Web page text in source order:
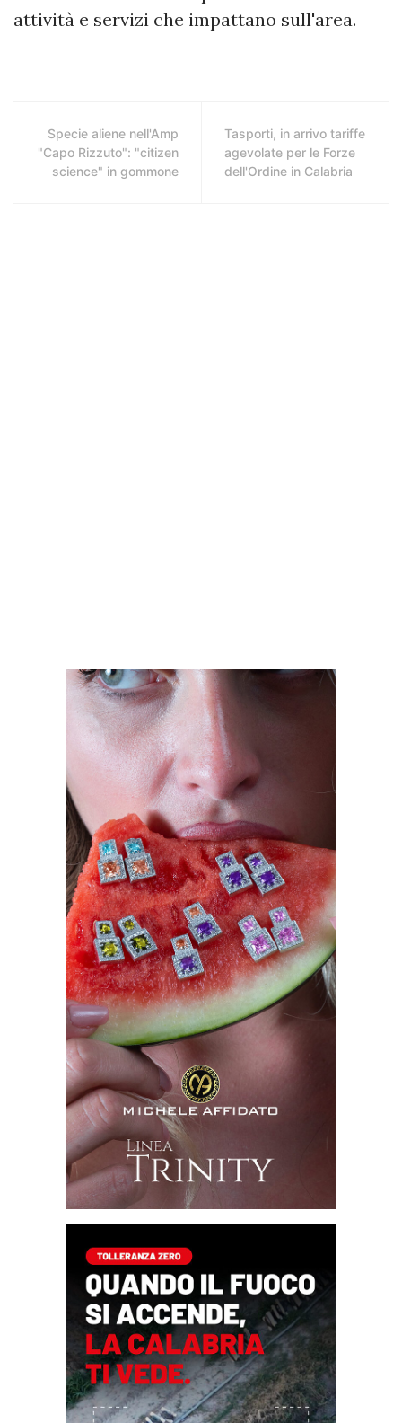
attività e servizi che impattano sull'area.
Specie aliene nell'Amp
"Capo Rizzuto": "citizen
science" in gommone
Tasporti, in arrivo tariffe
agevolate per le Forze
dell'Ordine in Calabria